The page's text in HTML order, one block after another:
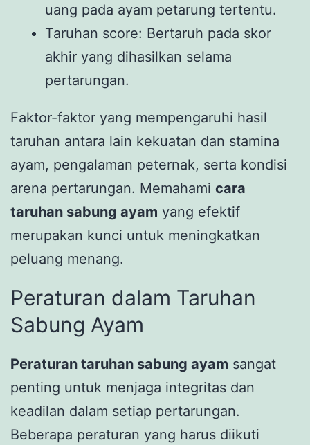
uang pada ayam petarung tertentu.
Taruhan score: Bertaruh pada skor
akhir yang dihasilkan selama
pertarungan.
Faktor-faktor yang mempengaruhi hasil
taruhan antara lain kekuatan dan stamina
ayam, pengalaman peternak, serta kondisi
arena pertarungan. Memahami cara
taruhan sabung ayam yang efektif
merupakan kunci untuk meningkatkan
peluang menang.
Peraturan dalam Taruhan
Sabung Ayam
Peraturan taruhan sabung ayam sangat
penting untuk menjaga integritas dan
keadilan dalam setiap pertarungan.
Beberapa peraturan yang harus diikuti